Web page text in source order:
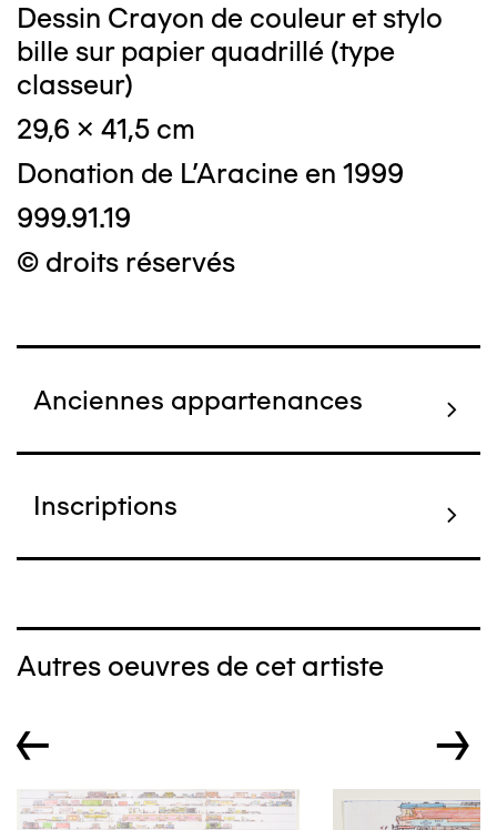
Dessin Crayon de couleur et stylo
bille sur papier quadrillé (type
classeur)
29,6 x 41,5 cm
Donation de L'Aracine en 1999
999.91.19
© droits réservés
Anciennes appartenances
Inscriptions
Autres oeuvres de cet artiste
← →